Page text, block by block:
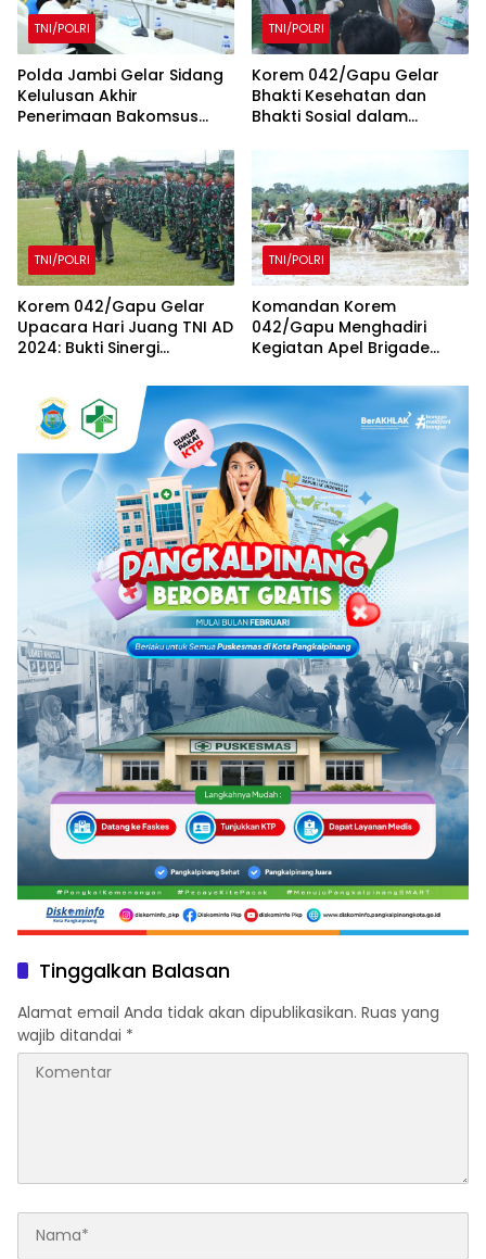
TNI/POLRI
Polda Jambi Gelar Sidang
Kelulusan Akhir
Penerimaan Bakomsus
TNI/POLRI
Korem 042/Gapu Gelar
Bhakti Kesehatan dan
Bhakti Sosial dalam
Juang TNI AD Tahun 2024
TNI/POLRI
Korem 042/Gapu Gelar
Upacara Hari Juang TNI AD
2024: Bukti Sinergi
TNI/POLRI
Komandan Korem
042/Gapu Menghadiri
Kegiatan Apel Brigade
Tinggalkan Balasan
Alamat email Anda tidak akan dipublikasikan. Ruas yang
wajib ditandai *